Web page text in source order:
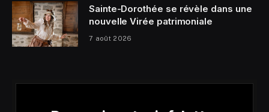
Sainte-Dorothée se révèle dans une
nouvelle Virée patrimoniale
7 août 2026